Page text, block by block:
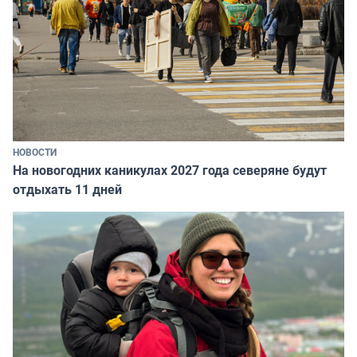
НОВОСТИ
На новогодних каникулах 2027 года северяне будут
отдыхать 11 дней